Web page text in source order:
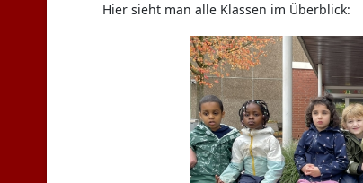
Hier sieht man alle Klassen im Überblick: